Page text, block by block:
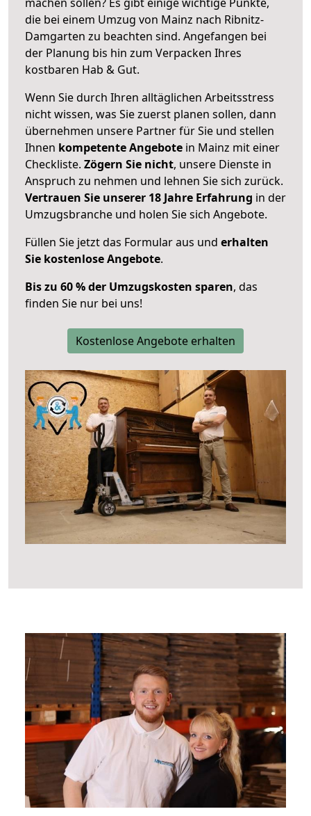
die bei einem Umzug von Mainz nach Ribnitz-
Damgarten zu beachten sind. Angefangen bei
der Planung bis hin zum Verpacken Ihres
kostbaren Hab & Gut.
Wenn Sie durch Ihren alltäglichen Arbeitsstress
nicht wissen, was Sie zuerst planen sollen, dann
übernehmen unsere Partner für Sie und stellen
Ihnen kompetente Angebote in Mainz mit einer
Checkliste. Zögern Sie nicht, unsere Dienste in
Anspruch zu nehmen und lehnen Sie sich zurück.
Vertrauen Sie unserer 18 Jahre Erfahrung in der
Umzugsbranche und holen Sie sich Angebote.
Füllen Sie jetzt das Formular aus und erhalten
Sie kostenlose Angebote.
Bis zu 60 % der Umzugskosten sparen, das
finden Sie nur bei uns!
Kostenlose Angebote erhalten